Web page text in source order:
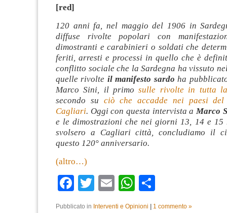
[red]
120 anni fa, nel maggio del 1906 in
diffuse rivolte popolari con
dimostranti e carabinieri o soldati che
feriti, arresti e processi in quello che è
conflitto sociale che la Sardegna ha vissuto
quelle rivolte il manifesto sardoha
Marco Sini, il primosulle rivolte in tutta la
secondo su ciò che accadde nei paesi
Cagliari. Oggi con questa intervista a Marco
e le dimostrazioni che nei giorni 13, 14 e 15
svolsero a Cagliari città, concludiamo il
questo 120° anniversario.
(altro…)
Facebook
TwitterEmailWhatsApp
Pubblicato in Interventi e Opinioni 1 commento »